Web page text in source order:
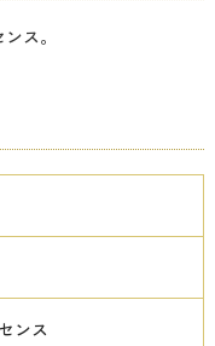
ス。
ンス